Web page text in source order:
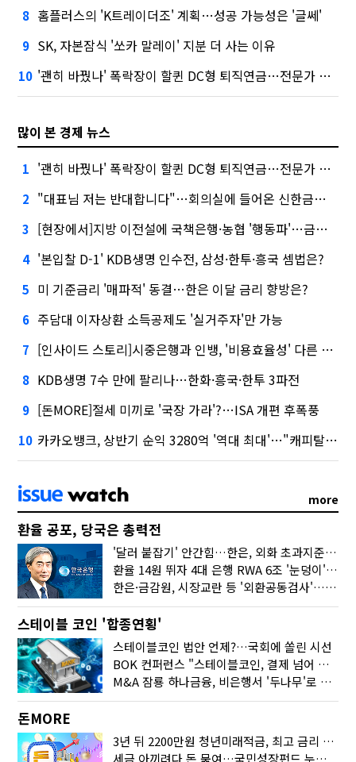
8 홈플러스의 'K트레이더조' 계획…성공 가능성은 '글쎄'
9 SK, 자본잠식 '쏘카 말레이' 지분 더 사는 이유
10 '괜히 바꿨나' 폭락장이 할퀸 DC형 퇴직연금…전문가 조언은
많이 본 경제 뉴스
1 '괜히 바꿨나' 폭락장이 할퀸 DC형 퇴직연금…전문가 조언은
2 "대표님 저는 반대합니다"…회의실에 들어온 신한금융 AI
3 [현장에서]지방 이전설에 국책은행·농협 '행동파'…금감원 '신중모드'
4 '본입찰 D-1' KDB생명 인수전, 삼성·한투·흥국 셈법은?
5 미 기준금리 '매파적' 동결…한은 이달 금리 향방은?
6 주담대 이자상환 소득공제도 '실거주자'만 가능
7 [인사이드 스토리]시중은행과 인뱅, '비용효율성' 다른 잣대 왜?
8 KDB생명 7수 만에 팔리나…한화·흥국·한투 3파전
9 [돈MORE]절세 미끼로 '국장 가라'?…ISA 개편 후폭풍
10 카카오뱅크, 상반기 순익 3280억 '역대 최대'…"캐피탈, 자산 1조원 이상"
more
환율 공포, 당국은 총력전
'달러 붙잡기' 안간힘…한은, 외화 초과지준에 이자 6개월 더
환율 14원 뛰자 4대 은행 RWA 6조 '눈덩이'…2배 뛴 2분기는?
한은·금감원, 시장교란 등 '외환공동검사'…환율 급등 전방위 대응
스테이블 코인 '합종연횡'
스테이블코인 법안 언제?…국회에 쏠린 시선
BOK 컨퍼런스 "스테이블코인, 결제 넘어 보험 대출 등 금융 연결 도구"
M&A 잠룡 하나금융, 비은행서 '두나무'로 눈돌린 이유는
돈MORE
3년 뒤 2200만원 청년미래적금, 최고 금리 받으려면?
세금 아끼려다 돈 묶여…국민성장펀드 누가 가입하면 좋을까